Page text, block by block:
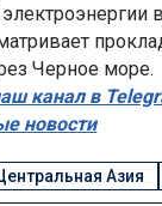
Черное море.
канал в
новости
Азия